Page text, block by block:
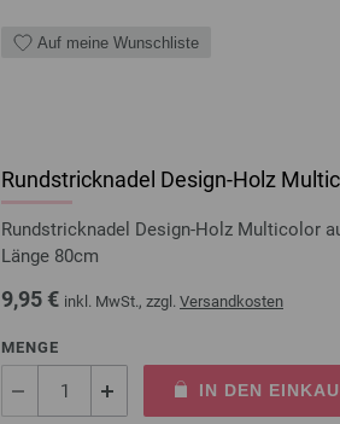
Auf meine Wunschliste
Rundstricknadel Design-Holz
Rundstricknadel Design-Holz Multicolor
Länge 80cm
9,95 € inkl. MwSt., zzgl. Versandkosten
MENGE
IN DEN